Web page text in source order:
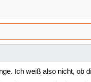
Ich weiß also nicht, ob